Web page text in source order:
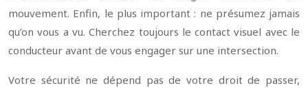
mouvement. Enfin, le plus important : ne présumez jamais
qu’on vous a vu. Cherchez toujours le contact visuel avec le
conducteur avant de vous engager sur une intersection.
Votre sécurité ne dépend pas de votre droit de passer,